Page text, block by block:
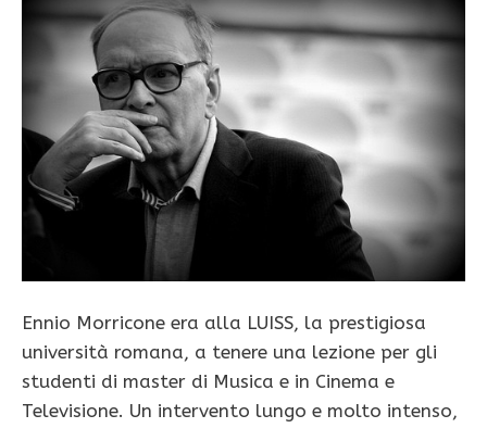
Ennio Morricone era alla LUISS, la prestigiosa
università romana, a tenere una lezione per gli
studenti di master di Musica e in Cinema e
Televisione. Un intervento lungo e molto intenso,